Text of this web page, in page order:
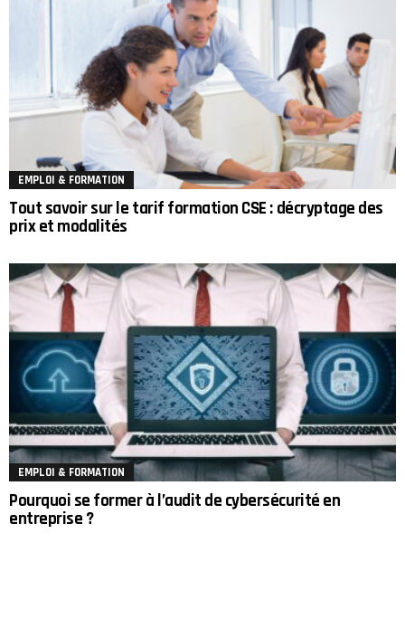
EMPLOI & FORMATION
Tout savoir sur le tarif formation CSE : décryptage des
prix et modalités
EMPLOI & FORMATION
Pourquoi se former à l’audit de cybersécurité en
entreprise ?